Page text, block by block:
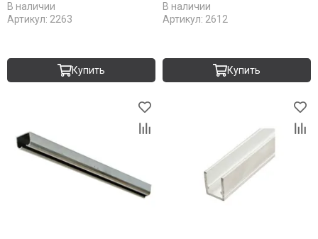
В наличии
Артикул: 2263
Купить
В наличии
Артикул: 2612
Купить